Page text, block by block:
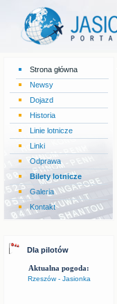
Strona główna
Newsy
Dojazd
Historia
Linie lotnicze
Linki
Odprawa
Bilety lotnicze
Galeria
Kontakt
Dla pilotów
Aktualna pogoda:
Rzeszów - Jasionka